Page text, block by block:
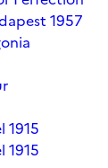
1957
1915
1915